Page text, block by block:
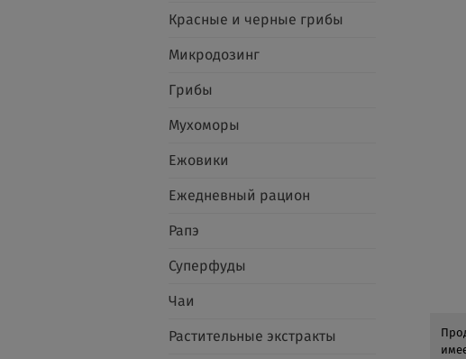
Красные и черные грибы
Микродозинг
Грибы
Мухоморы
Ежовики
Ежедневный рацион
Рапэ
Суперфуды
Чаи
Растительные экстракты